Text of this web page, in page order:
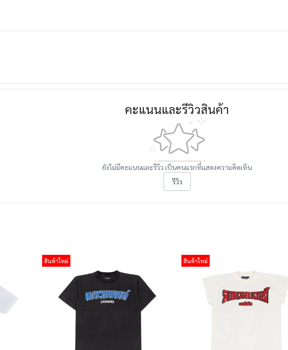
คะแนนและรีวิวสินค้า
ยังไม่มีคะแนนและรีวิว เป็นคนแรกที่แสดงความคิดเห็น
รีวิว
สินค้าใหม่ สินค้าใหม่